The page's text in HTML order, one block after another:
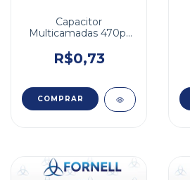
Capacitor
Multicamadas 470pf
R$0,73